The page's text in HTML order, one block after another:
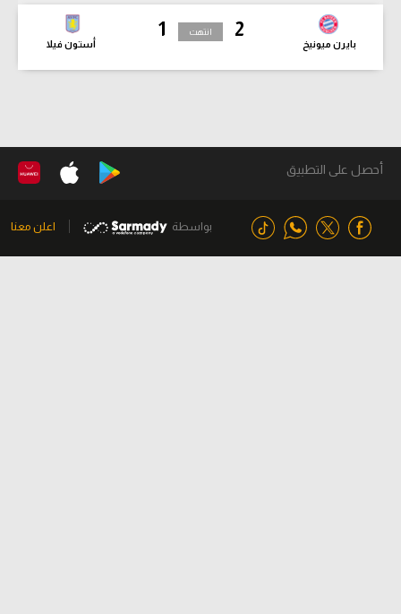
2
بايرن ميونيخ
1
أستون فيلا
انتهت
أحصل على التطبيق
بواسطة اعلن معنا